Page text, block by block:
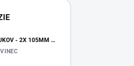
DVOJITÉ KONCOVKY VÝFUKOV - 2X 105MM VÝSTUP